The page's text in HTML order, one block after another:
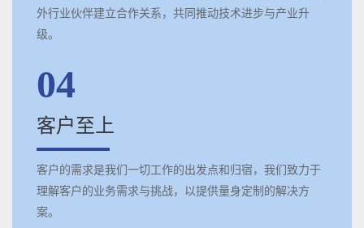
外行业伙伴建立合作关系，共同推动技术进步与产业升
级。
04
客户至上
客户的需求是我们一切工作的出发点和归宿，我们致力于
理解客户的业务需求与挑战，以提供量身定制的解决方
案。